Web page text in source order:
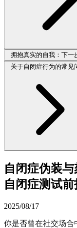
拥抱真实的自我：下一
关于自闭症行为的常见
自闭症伪装
自闭症测试
2025/08/17
你是否曾在社交场合